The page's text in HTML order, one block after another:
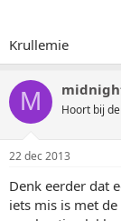
Krullemie
M Hoort bij
22 dec 2013
Denk eerder dat
iets mis is met